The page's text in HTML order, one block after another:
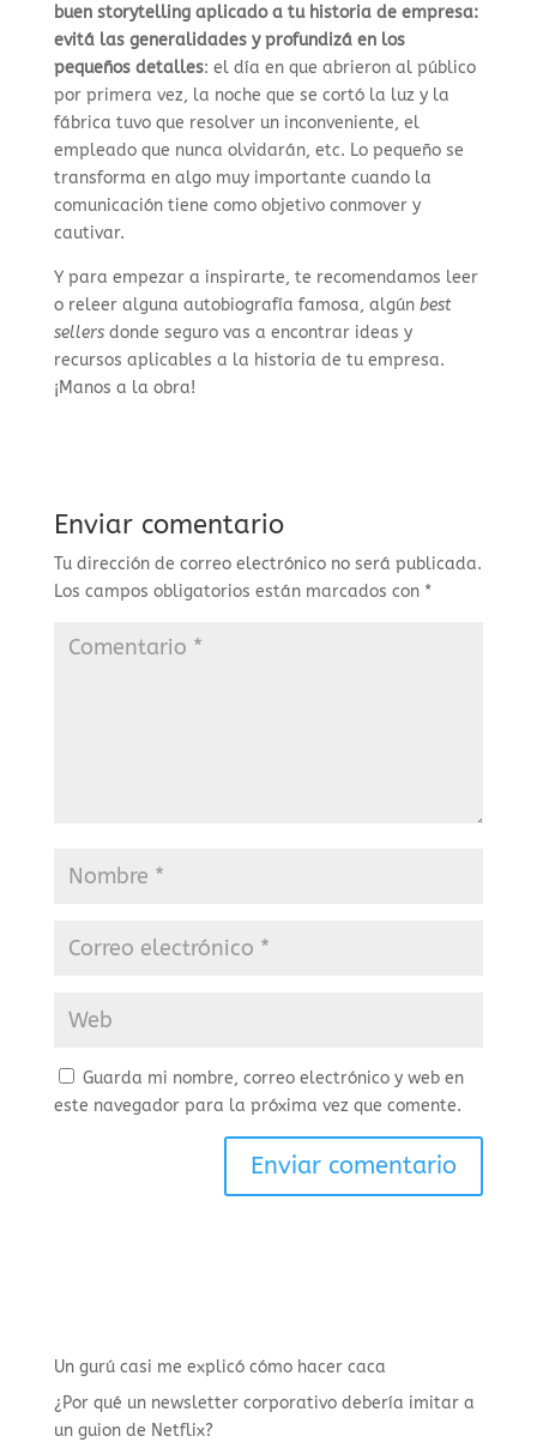
buen storytelling aplicado a tu historia de empresa:
evitá las generalidades y profundizá en los
pequeños detalles: el día en que abrieron al público
por primera vez, la noche que se cortó la luz y la
fábrica tuvo que resolver un inconveniente, el
empleado que nunca olvidarán, etc. Lo pequeño se
transforma en algo muy importante cuando la
comunicación tiene como objetivo conmover y
cautivar.
Y para empezar a inspirarte, te recomendamos leer
o releer alguna autobiografía famosa, algún best
sellersdonde seguro vas a encontrar ideas y
recursos aplicables a la historia de tu empresa.
¡Manos a la obra!
Enviar comentario
Tu dirección de correo electrónico no será publicada.
Los campos obligatorios están marcados con *
Guarda mi nombre, correo electrónico y web en
este navegador para la próxima vez que comente.
Un gurú casi me explicó cómo hacer caca
¿Por qué un newsletter corporativo debería imitar a
un guion de Netflix?